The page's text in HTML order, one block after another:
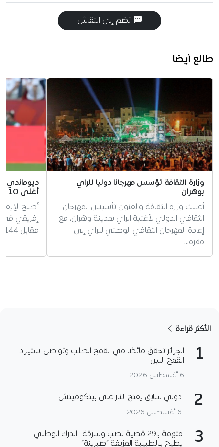
انضم إلى النقاش
طالع أيضا
وزارة الثقافة تؤسس مهرجانا دوليا للراي
بوهران
أعلنت وزارة الثقافة والفنون تأسيس المهرجان
الثقافي الدولي لأغنية الراي بمدينة وهران، مع
إعادة المهرجان الثقافي الوطني للراي إلى
مقره…
ديوماندي
أغلى 10 لاعبين أفارقة في التاريخ
أصبح
إفريقي في
مقابل 144 مليون دولار، مع وجود…
الأكثر قراءة
1
الجزائر تحقق فائضا في القمح الصلب وتواصل استيراد
القمح اللين
6 أغسطس 2026
2 دولي سابق يفتح النار على بيتكوفيتش
6 أغسطس 2026
3
متهمة بـ29 قضية نصب وسرقة.. الدرك الوطني
يطيح بـالطبيبة المزيفة “صبرينة”